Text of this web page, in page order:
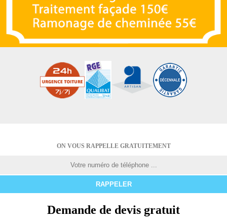
ON VOUS RAPPELLE GRATUITEMENT
Demande de devis gratuit